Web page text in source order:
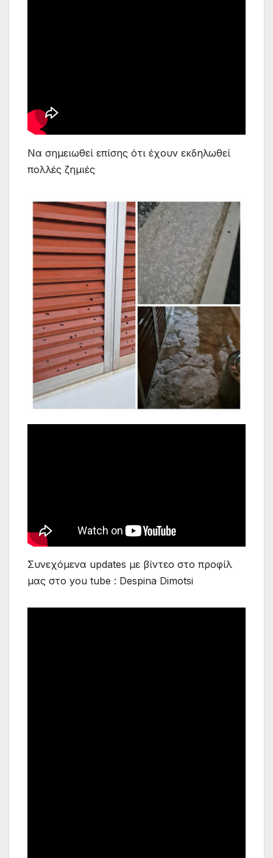
Να σημειωθεί επίσης ότι έχουν εκδηλωθεί
πολλές ζημιές
Συνεχόμενα updates με βίντεο στο προφίλ
μας στο you tube : Despina Dimotsi